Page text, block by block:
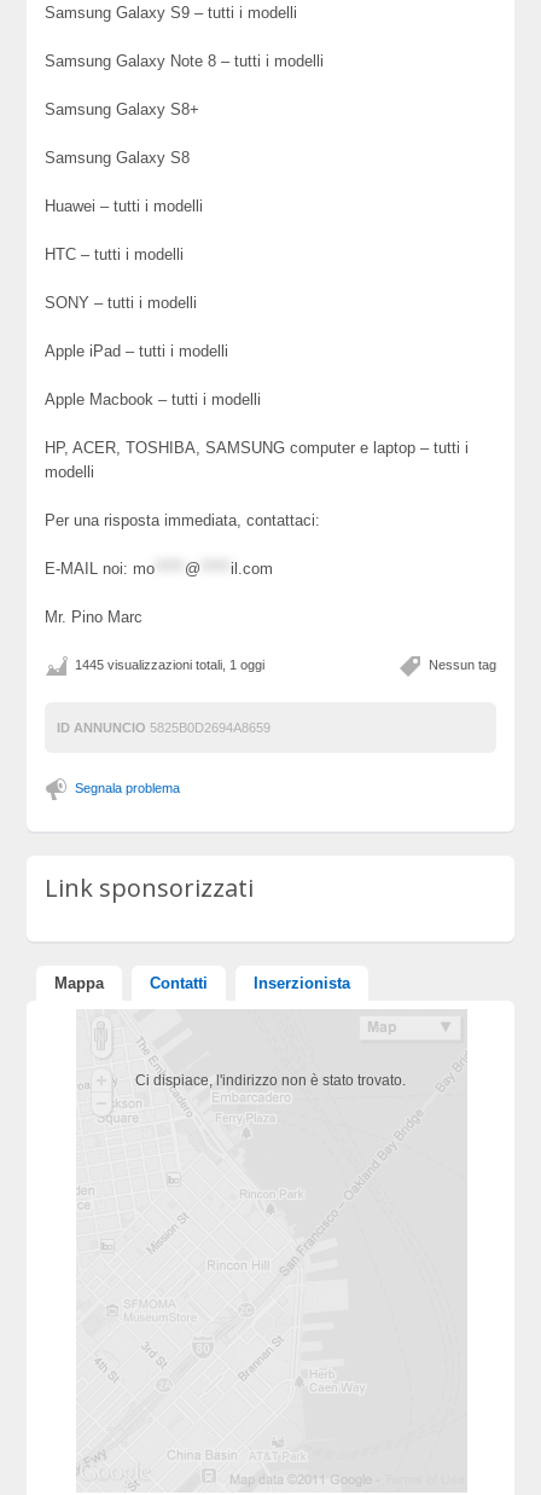
Samsung Galaxy S9 – tutti i modelli
Samsung Galaxy Note 8 – tutti i modelli
Samsung Galaxy S8+
Samsung Galaxy S8
Huawei – tutti i modelli
HTC – tutti i modelli
SONY – tutti i modelli
Apple iPad – tutti i modelli
Apple Macbook – tutti i modelli
HP, ACER, TOSHIBA, SAMSUNG computer e laptop – tutti i
modelli
Per una risposta immediata, contattaci:
E-MAIL noi: mo @ il.com
Mr. Pino Marc
Nessun tag
1445 visualizzazioni totali, 1 oggi
ID ANNUNCIO 5825B0D2694A8659
Segnala problema
Link sponsorizzati
Mappa Contatti Inserzionista
Ci dispiace, l'indirizzo non è stato trovato.